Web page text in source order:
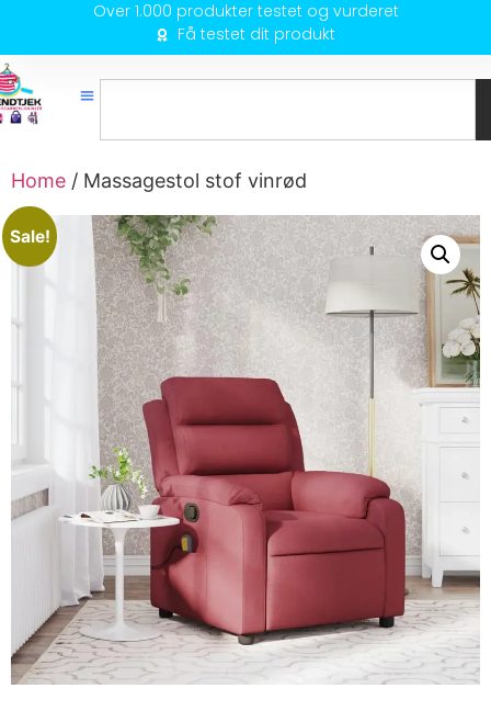
Over 1.000 produkter testet og vurderet
Få testet dit produkt
Home / Massagestol stof vinrød
Sale!